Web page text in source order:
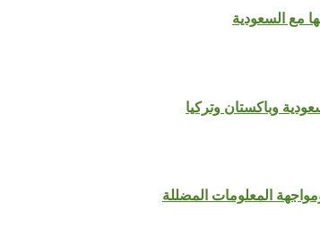
مع السعودية
وباكستان وتركيا
المعلومات المضللة